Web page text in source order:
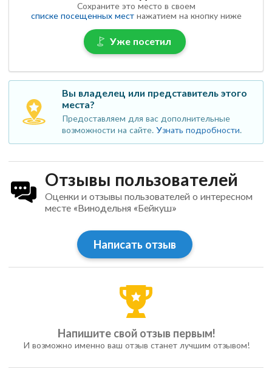
Сохраните это место в своем
списке посещенных местнажатием на кнопку ниже
Уже посетил
Вы владелец или представитель этого
места?
Предоставляем для вас дополнительные
возможности на сайте.Узнать подробности.
Отзывы пользователей
Оценки и отзывы пользователей о интересном
месте «Винодельня «Бейкуш»
Написать отзыв
Напишите свой отзыв первым!
И возможно именно ваш отзыв станет лучшим отзывом!